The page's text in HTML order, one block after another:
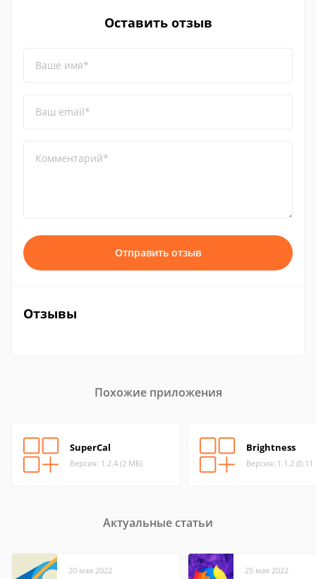
Оставить отзыв
Ваше имя*
Ваш email*
Комментарий*
Отправить отзыв
Отзывы
Похожие приложения
SuperCal
Версия: 1.2.4 (2 МБ)
Brightness
Версия: 1.1.2
Актуальные статьи
20 мая 2022 25 мая 2022